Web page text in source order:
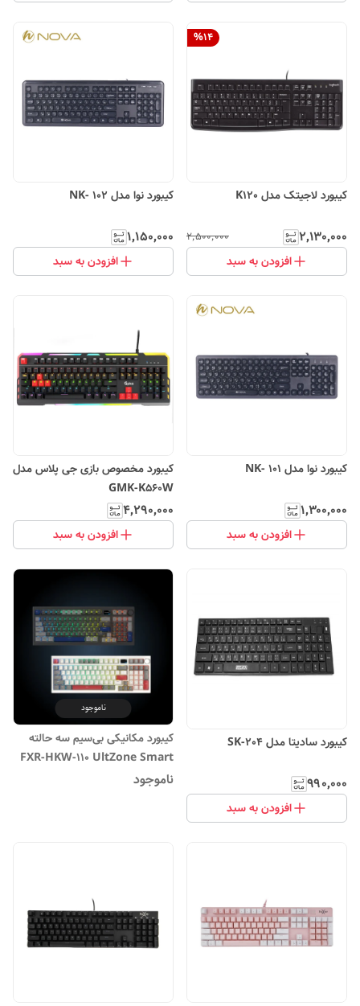
%14
کیبورد لاجیتک مدل K120
۲٬۱۳۰٬۰۰۰ ۲٬۵۰۰٬۰۰۰
افزودن به سبد
کیبورد نوا مدل NK- 102
۱٬۱۵۰٬۰۰۰
افزودن به سبد
کیبورد نوا مدل NK- 101
۱٬۳۰۰٬۰۰۰
افزودن به سبد
کیبورد مخصوص بازی جی پلاس مدل
GMK-K560W
۴٬۲۹۰٬۰۰۰
افزودن به سبد
کیبورد سادیتا مدل SK-204
۹۹۰٬۰۰۰
افزودن به سبد
ناموجود
کیبورد مکانیکی بی‌سیم سه حالته
FXR-HKW-110 UltZone Smart
Display
ناموجود